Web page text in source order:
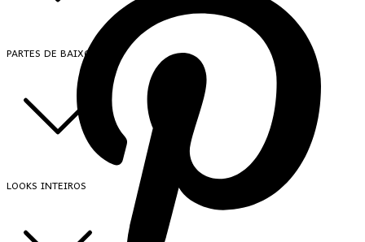
PARTES DE BAIXO
LOOKS INTEIROS